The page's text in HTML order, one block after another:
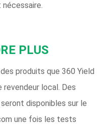
PLUS
produits que 360 ​​Yield
local. Des
disponibles sur le
une fois les tests